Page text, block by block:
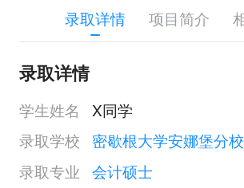
录取详情 项目简介
录取详情
学生姓名
X同学
录取学校
密歇根大学安娜堡分校
录取专业 会计硕士